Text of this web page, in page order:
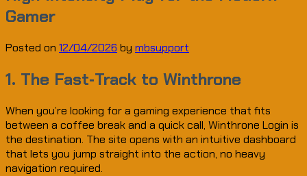
Gamer
Posted on 12/04/2026 by mbsupport
1. The Fast‑Track to Winthrone
When you’re looking for a gaming experience that fits
between a coffee break and a quick call, Winthrone Login is
the destination. The site opens with an intuitive dashboard
that lets you jump straight into the action, no heavy
navigation required.